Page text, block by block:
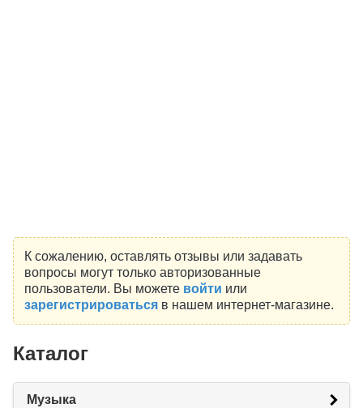
К сожалению, оставлять отзывы или задавать
вопросы могут только авторизованные
пользователи. Вы можете войти или
зарегистрироватьсяв нашем интернет-магазине.
Каталог
Музыка